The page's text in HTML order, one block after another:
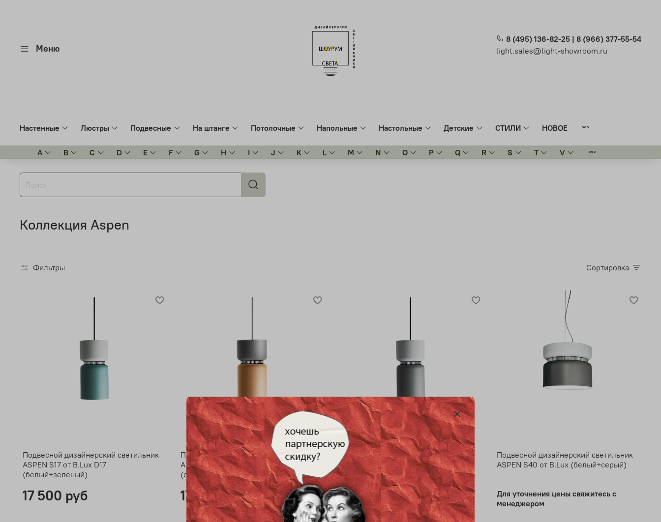
Меню
8 (495) 136-82-25 | 8 (966) 377-55-54
light.sales@light-showroom.ru
Настенные Люстры Подвесные На штанге Потолочные Напольные Настольные Детские СТИЛИ НОВОЕ
A B C D E F G H I J K L M N O P Q R S T V
Коллекция Aspen
Фильтры Сортировка
Подвесной дизайнерский светильник
ASPEN S17 от B.Lux D17
(белый+зеленый)
17 500 руб
Подвесной дизайнерский светильник
ASPEN S17 от B.Lux
(серый+оранжевый)
17 500 руб
Подвесной дизайнерский светильник
ASPEN S17 от B.Lux (белый+серый)
17 500 руб
Подвесной дизайнерский светильник
ASPEN S40 от B.Lux (белый+серый)
Для уточнения цены свяжитесь с
менеджером